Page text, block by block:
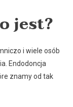
jest?
i wiele osób
Endodoncja
znamy od tak